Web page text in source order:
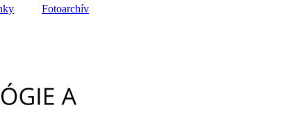
Fotoarchív